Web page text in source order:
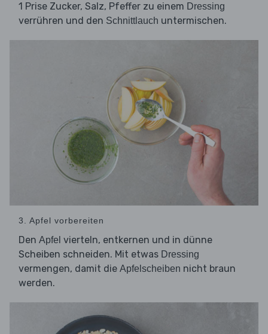
1 Prise Zucker, Salz, Pfeffer zu einem Dressing
verrühren und den Schnittlauch untermischen.
3. Apfel vorbereiten
Den Apfel vierteln, entkernen und in dünne
Scheiben schneiden. Mit etwas Dressing
vermengen, damit die Apfelscheiben nicht braun
werden.